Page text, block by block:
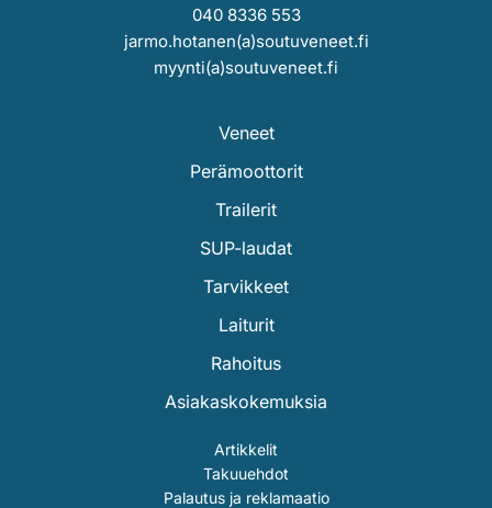
040 8336 553
jarmo.hotanen(a)soutuveneet.fi
myynti(a)soutuveneet.fi
Veneet
Perämoottorit
Trailerit
SUP-laudat
Tarvikkeet
Laiturit
Rahoitus
Asiakaskokemuksia
Artikkelit
Takuuehdot
Palautus ja reklamaatio